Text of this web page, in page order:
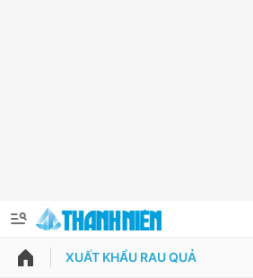
QUẢNG CÁO
XUẤT KHẨU RAU QUẢ